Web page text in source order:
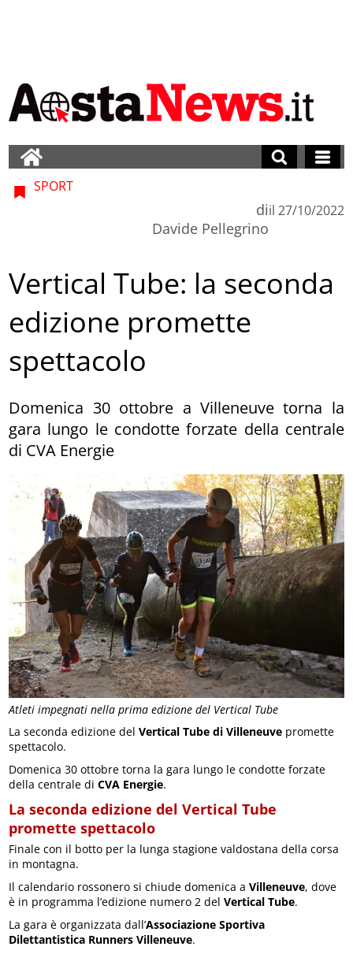
Atleti impegnati nella prima edizione del Vertical Tube
SPORT
di
Davide Pellegrino
il 27/10/2022
Vertical Tube: la seconda
edizione promette
spettacolo
Domenica 30 ottobre a Villeneuve torna la
gara lungo le condotte forzate della centrale
di CVA Energie
La seconda edizione delVertical Tube di Villeneuve promette
spettacolo.
Domenica 30 ottobre torna la gara lungo le condotte forzate
della centrale diCVA Energie.
La seconda edizione del Vertical Tube
promette spettacolo
Finale con il botto per la lunga stagione valdostana della corsa
in montagna.
Il calendario rossonero si chiude domenica aVilleneuve, dove
è in programma l’edizione numero 2 delVertical Tube.
La gara è organizzata dall’Associazione Sportiva
Dilettantistica Runners Villeneuve.